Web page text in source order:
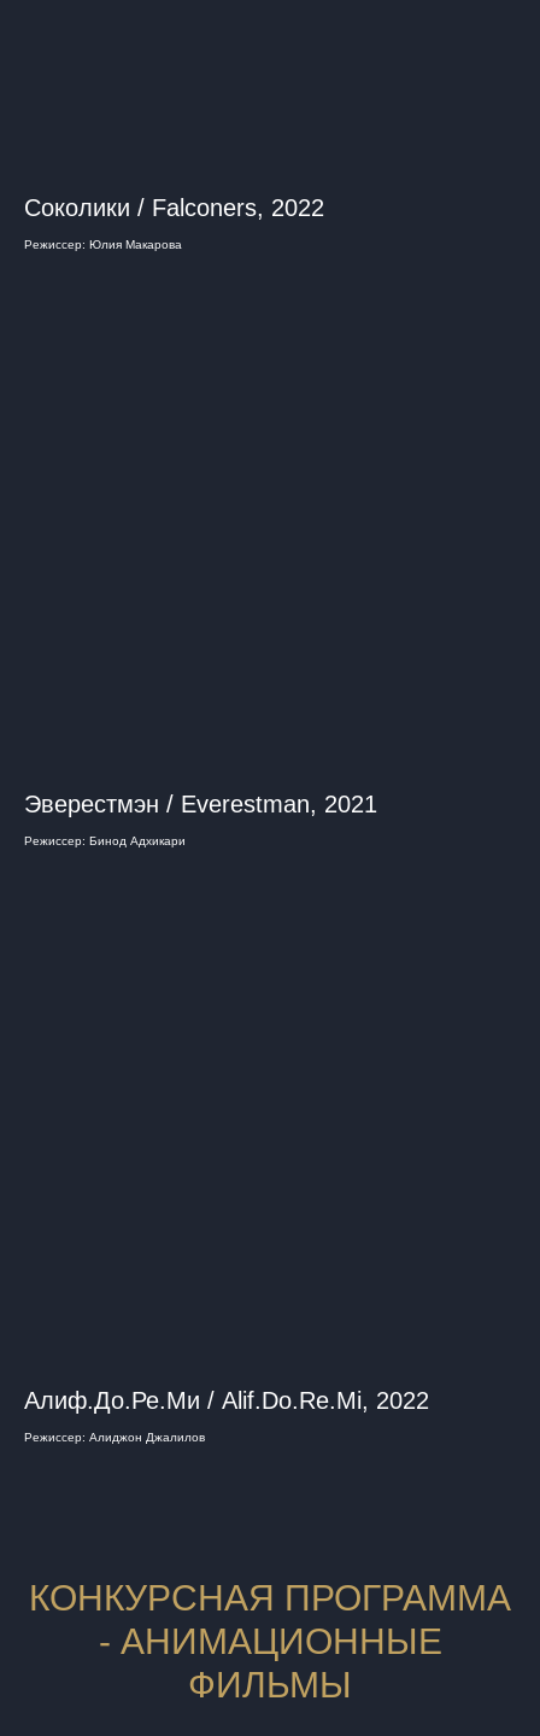
Соколики / Falconers, 2022
Режиссер: Юлия Макарова
Эверестмэн / Everestman, 2021
Режиссер: Бинод Адхикари
Алиф.До.Ре.Ми / Alif.Do.Re.Mi, 2022
Режиссер: Алиджон Джалилов
КОНКУРСНАЯ ПРОГРАММА
- АНИМАЦИОННЫЕ
ФИЛЬМЫ